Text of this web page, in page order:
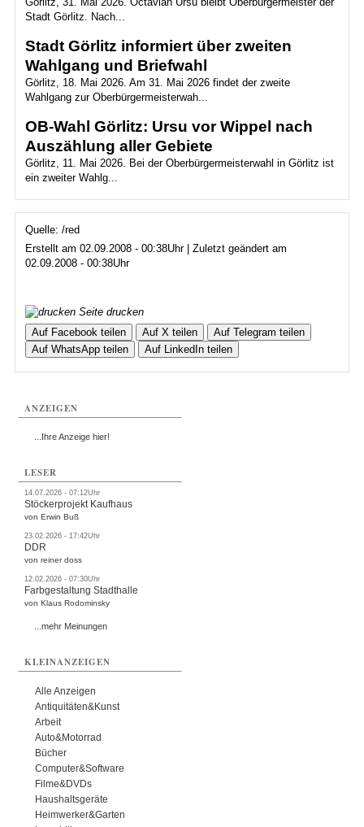
Stadt Görlitz. Nach...
Stadt Görlitz informiert über zweiten
Wahlgang und Briefwahl
Görlitz, 18. Mai 2026. Am 31. Mai 2026 findet der zweite
Wahlgang zur Oberbürgermeisterwah...
OB-Wahl Görlitz: Ursu vor Wippel nach
Auszählung aller Gebiete
Görlitz, 11. Mai 2026. Bei der Oberbürgermeisterwahl in Görlitz ist
ein zweiter Wahlg...
Quelle: /red
Erstellt am 02.09.2008 - 00:38Uhr | Zuletzt geändert am
02.09.2008 - 00:38Uhr
Seite drucken
Auf Facebook teilen
Auf X teilen
Auf Telegram teilen
Auf WhatsApp teilen
Auf LinkedIn teilen
ANZEIGEN
...Ihre Anzeige hier!
LESER
14.07.2026 - 07:12Uhr
Stöckerprojekt Kaufhaus
von Erwin Buß
23.02.2026 - 17:42Uhr
DDR
von reiner doss
12.02.2026 - 07:30Uhr
Farbgestaltung Stadthalle
von Klaus Rodominsky
...mehr Meinungen
KLEINANZEIGEN
Alle Anzeigen
Antiquitäten&Kunst
Arbeit
Auto&Motorrad
Bücher
Computer&Software
Filme&DVDs
Haushaltsgeräte
Heimwerker&Garten